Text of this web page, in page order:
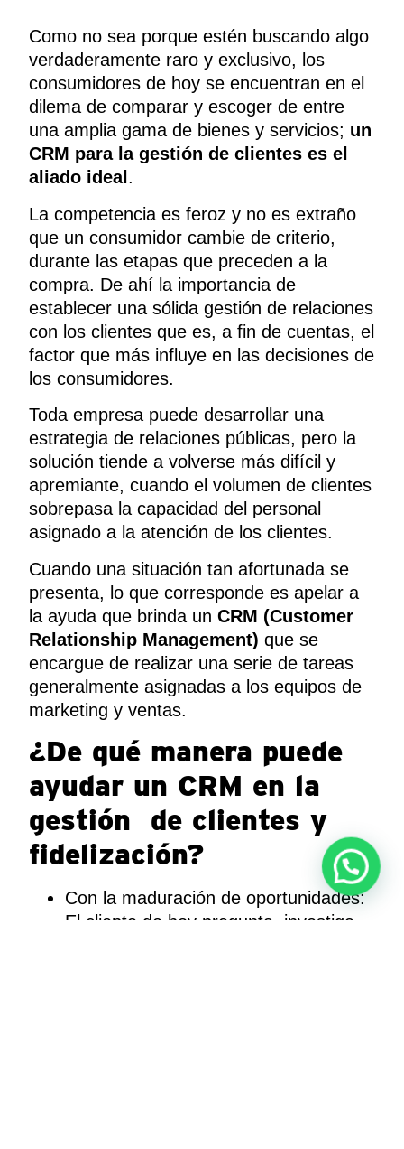
Como no sea porque estén buscando algo
verdaderamente raro y exclusivo, los
consumidores de hoy se encuentran en el
dilema de comparar y escoger de entre
una amplia gama de bienes y servicios; un
CRM para la gestión de clientes es el
aliado ideal .
La competencia es feroz y no es extraño
que un consumidor cambie de criterio,
durante las etapas que preceden a la
compra. De ahí la importancia de
establecer una sólida gestión de relaciones
con los clientes que es, a fin de cuentas, el
factor que más influye en las decisiones de
los consumidores.
Toda empresa puede desarrollar una
estrategia de relaciones públicas, pero la
solución tiende a volverse más difícil y
apremiante, cuando el volumen de clientes
sobrepasa la capacidad del personal
asignado a la atención de los clientes.
Cuando una situación tan afortunada se
presenta, lo que corresponde es apelar a
la ayuda que brinda un CRM (Customer
Relationship Management) que se
encargue de realizar una serie de tareas
generalmente asignadas a los equipos de
marketing y ventas.
¿De qué manera puede
ayudar un CRM en la
gestión de clientes y
fidelización?
Con la maduración de oportunidades:
El cliente de hoy pregunta, investiga,